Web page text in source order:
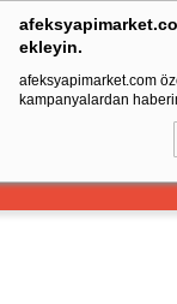
ekleyin.
afeksyapimarket.com
kampanyalardan